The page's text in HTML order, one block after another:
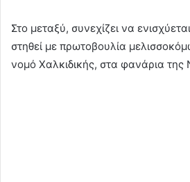
Στο μεταξύ, συνεχίζει να
στηθεί με πρωτοβουλία
νομό Χαλκιδικής, στα φανάρια της